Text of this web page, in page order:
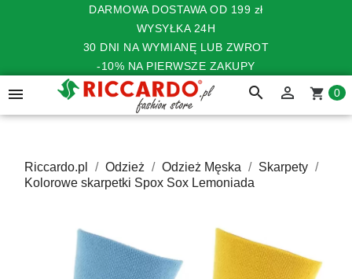
DARMOWA DOSTAWA OD 199 zł
WYSYŁKA 24H
30 DNI NA WYMIANĘ LUB ZWROT
-10% NA PIERWSZE ZAKUPY
 search  shopping_cart 0
Riccardo.pl Odzież Odzież Męska
Skarpety
Kolorowe skarpetki Spox Sox Lemoniada